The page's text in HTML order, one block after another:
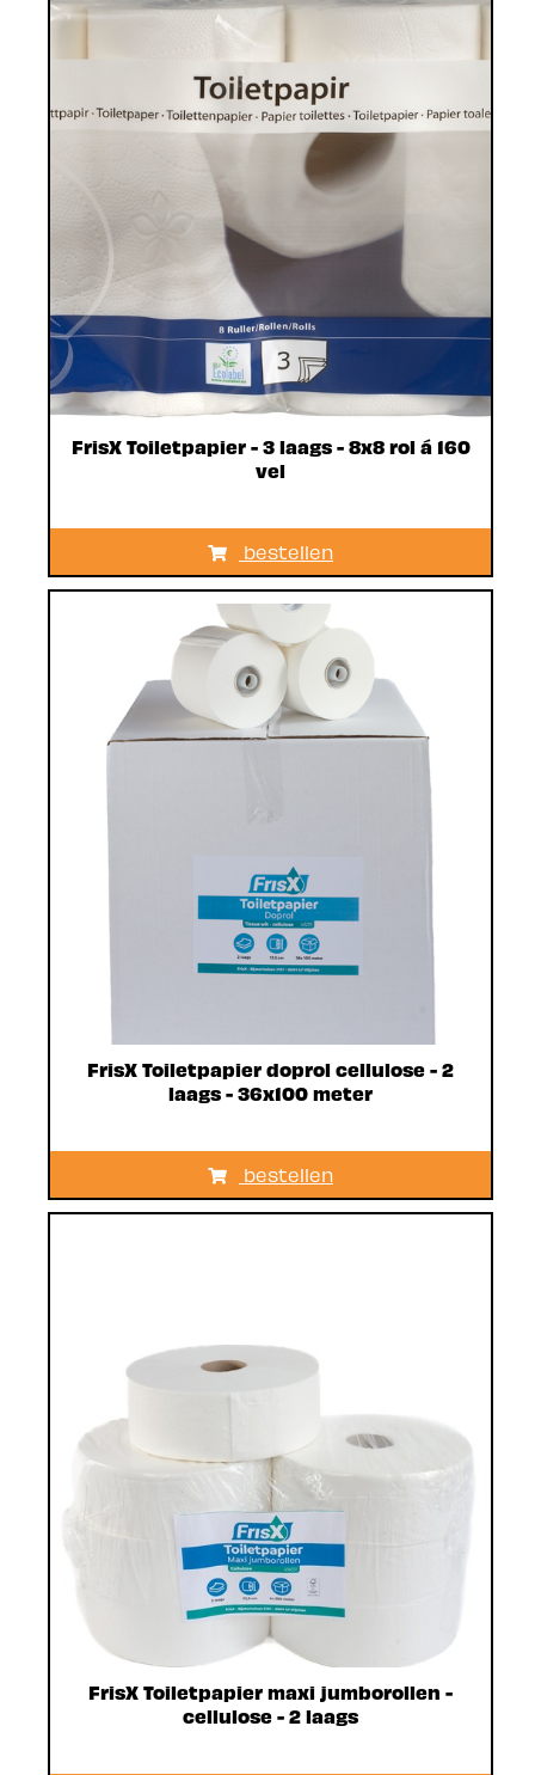
FrisX Toiletpapier - 3 laags - 8x8 rol á 160
vel
bestellen
FrisX Toiletpapier doprol cellulose - 2
laags - 36x100 meter
bestellen
FrisX Toiletpapier maxi jumborollen -
cellulose - 2 laags